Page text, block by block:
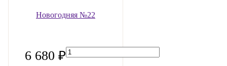
Новогодняя №22
6 680 ₽